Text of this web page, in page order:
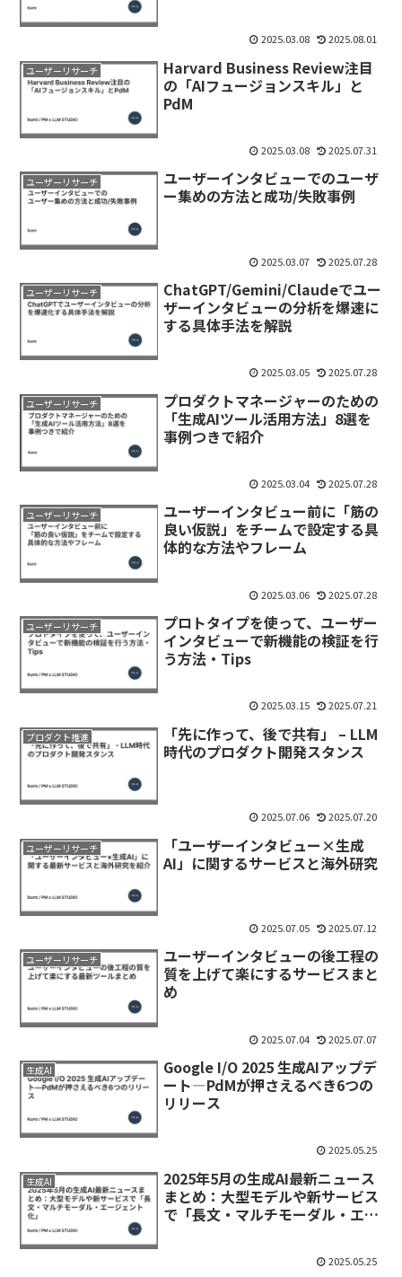
2025.03.08 2025.08.01
ユーザーリサーチ
Harvard Business Review注目
の「AIフュージョンスキル」と
PdM
2025.03.08 2025.07.31
ユーザーリサーチ
ユーザーインタビューでのユーザ
ー集めの方法と成功/失敗事例
2025.03.07 2025.07.28
ユーザーリサーチ
ChatGPT/Gemini/Claudeでユー
ザーインタビューの分析を爆速に
する具体手法を解説
2025.03.05 2025.07.28
ユーザーリサーチ
プロダクトマネージャーのための
「生成AIツール活用方法」8選を
事例つきで紹介
2025.03.04 2025.07.28
ユーザーリサーチ
ユーザーインタビュー前に「筋の
良い仮説」をチームで設定する具
体的な方法やフレーム
2025.03.06 2025.07.28
ユーザーリサーチ
プロトタイプを使って、ユーザー
インタビューで新機能の検証を行
う方法・Tips
2025.03.15 2025.07.21
プロダクト推進
「先に作って、後で共有」 – LLM
時代のプロダクト開発スタンス
2025.07.06 2025.07.20
ユーザーリサーチ
「ユーザーインタビュー×生成
AI」に関するサービスと海外研究
2025.07.05 2025.07.12
ユーザーリサーチ
ユーザーインタビューの後工程の
質を上げて楽にするサービスまと
め
2025.07.04 2025.07.07
生成AI
Google I/O 2025 生成AIアップデ
ート―PdMが押さえるべき6つの
リリース
2025.05.25
生成AI
2025年5月の生成AI最新ニュース
まとめ：大型モデルや新サービス
で「長文・マルチモーダル・エー
2025.05.25